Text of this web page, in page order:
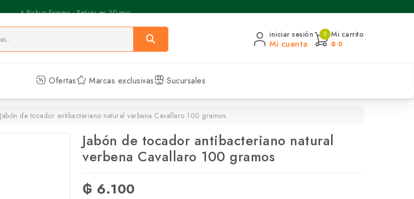
⚡️ Pickup Express - Retirás en 30 min.
iniciar sesión
Mi cuenta
0 Mi carrito
₲ 0
Ofertas Marcas exclusivas Sucursales
Jabón de tocador antibacteriano natural verbena Cavallaro 100 gramos
Jabón de tocador antibacteriano natural
verbena Cavallaro 100 gramos
₲ 6.100